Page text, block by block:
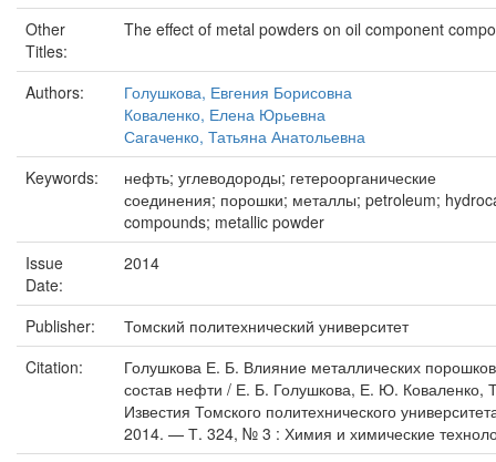
Other
Titles:
The effect of metal powders on oil component
Authors:
Голушкова, Евгения Борисовна
Коваленко, Елена Юрьевна
Сагаченко, Татьяна Анатольевна
Keywords:
нефть; углеводороды; гетероорганические
соединения; порошки; металлы; petroleum;
compounds; metallic powder
Issue
Date:
2014
Publisher:
Томский политехнический университет
Citation:
Голушкова Е. Б. Влияние металлических
состав нефти / Е. Б. Голушкова, Е. Ю. Коваленко,
Известия Томского политехнического
2014. — Т. 324, № 3 : Химия и химические